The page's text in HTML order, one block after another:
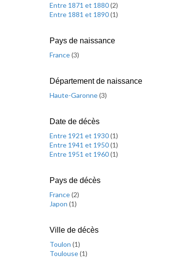
Entre 1871 et 1880(2)
Entre 1881 et 1890(1)
Pays de naissance
France(3)
Département de naissance
Haute-Garonne(3)
Date de décès
Entre 1921 et 1930(1)
Entre 1941 et 1950(1)
Entre 1951 et 1960(1)
Pays de décès
France(2)
Japon (1)
Ville de décès
Toulon (1)
Toulouse(1)